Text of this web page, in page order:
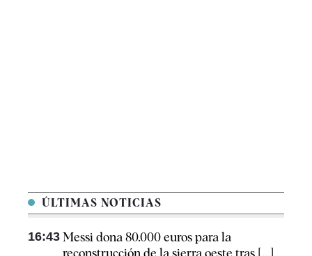
ÚLTIMAS NOTICIAS
16:43 Messi dona 80.000 euros para la
reconstrucción de la sierra oeste tras [...]